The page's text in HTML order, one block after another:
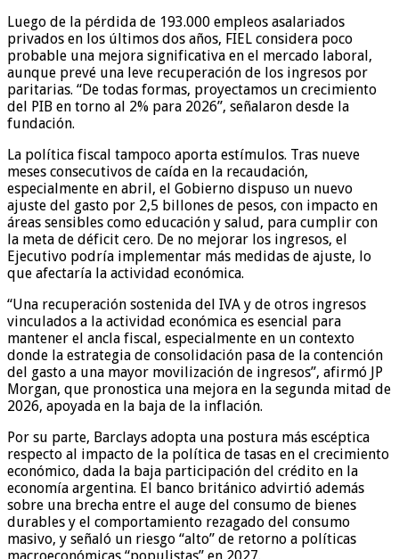
Luego de la pérdida de 193.000 empleos asalariados
privados en los últimos dos años, FIEL considera poco
probable una mejora significativa en el mercado laboral,
aunque prevé una leve recuperación de los ingresos por
paritarias. “De todas formas, proyectamos un crecimiento
del PIB en torno al 2% para 2026”, señalaron desde la
fundación.
La política fiscal tampoco aporta estímulos. Tras nueve
meses consecutivos de caída en la recaudación,
especialmente en abril, el Gobierno dispuso un nuevo
ajuste del gasto por 2,5 billones de pesos, con impacto en
áreas sensibles como educación y salud, para cumplir con
la meta de déficit cero. De no mejorar los ingresos, el
Ejecutivo podría implementar más medidas de ajuste, lo
que afectaría la actividad económica.
“Una recuperación sostenida del IVA y de otros ingresos
vinculados a la actividad económica es esencial para
mantener el ancla fiscal, especialmente en un contexto
donde la estrategia de consolidación pasa de la contención
del gasto a una mayor movilización de ingresos”, afirmó JP
Morgan, que pronostica una mejora en la segunda mitad de
2026, apoyada en la baja de la inflación.
Por su parte, Barclays adopta una postura más escéptica
respecto al impacto de la política de tasas en el crecimiento
económico, dada la baja participación del crédito en la
economía argentina. El banco británico advirtió además
sobre una brecha entre el auge del consumo de bienes
durables y el comportamiento rezagado del consumo
masivo, y señaló un riesgo “alto” de retorno a políticas
macroeconómicas “populistas” en 2027.